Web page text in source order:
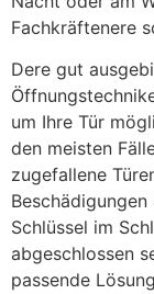
Fachkräftenere
Dere gut
um Ihre Tür
den meisten
zugefallene
Schlüssel im
abgeschlossen
passende